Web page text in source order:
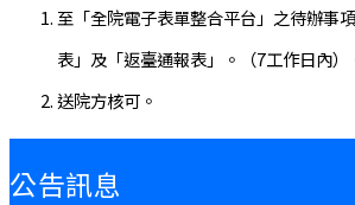
至「全院電子表單整合平台」之待辦事
表」及「返臺通報表」。（7工作日內）
送院方核可。
公告訊息